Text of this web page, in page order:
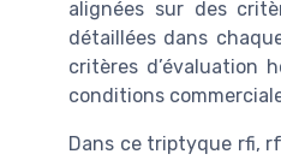
alignées sur des
détaillées dans
critères d’évaluation
conditions
Dans ce triptyque rfi,